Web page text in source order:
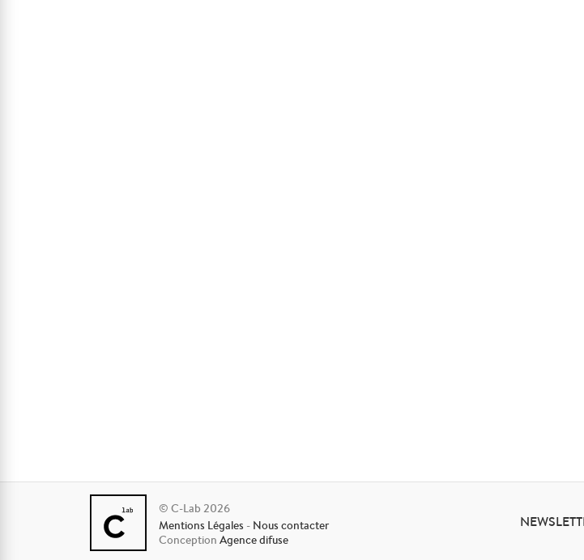
© C-Lab 2026
Mentions Légales - Nous contacter
ConceptionAgence difuse